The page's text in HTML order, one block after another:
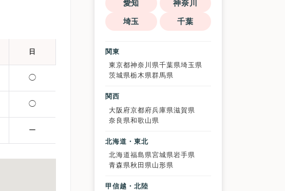
日
◯
◯
ー
愛知 神奈川
埼玉 千葉
関東
東京都神奈川県千葉県埼玉県
茨城県栃木県群馬県
関西
大阪府京都府兵庫県滋賀県
奈良県和歌山県
北海道・東北
北海道福島県宮城県岩手県
青森県秋田県山形県
甲信越・北陸